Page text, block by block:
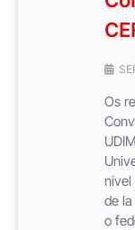
Os
nivel
de
o